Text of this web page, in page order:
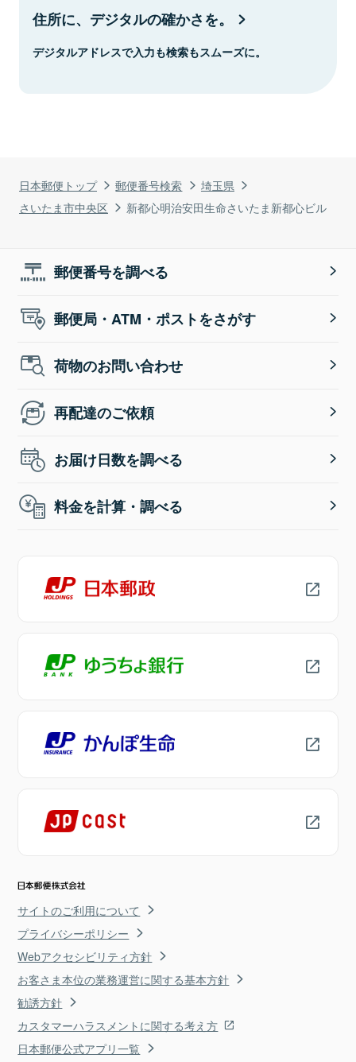
日本郵便トップ 郵便番号検索
埼玉県
さいたま市中央区
新都心明治安田生命さいたま新都心ビル
住所に、デジタルの確かさを。
デジタルアドレスで入力も検索もスムーズに。
郵便番号を調べる
郵便局・ATM・ポストをさがす
荷物のお問い合わせ
再配達のご依頼
お届け日数を調べる
料金を計算・調べる
サイトのご利用について
プライバシーポリシー
Webアクセシビリティ方針
お客さま本位の業務運営に関する基本方針
勧誘方針
カスタマーハラスメントに関する考え方
日本郵便公式アプリ一覧